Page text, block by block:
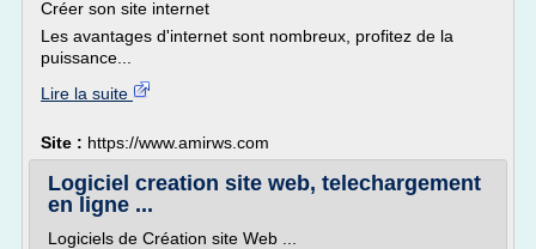
Créer son site internet
Les avantages d'internet sont nombreux, profitez de la
puissance...
Lire la suite
Site : https://www.amirws.com
Logiciel creation site web, telechargement
en ligne ...
Logiciels de Création site Web ...